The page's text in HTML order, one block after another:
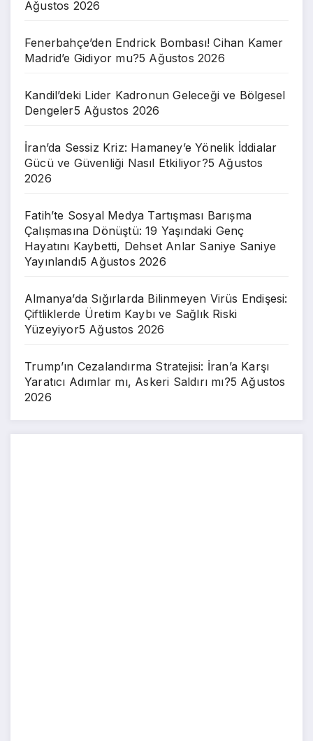
Ağustos 2026
Fenerbahçe’den Endrick Bombası! Cihan Kamer
Madrid’e Gidiyor mu?5 Ağustos 2026
Kandil’deki Lider Kadronun Geleceği ve Bölgesel
Dengeler5 Ağustos 2026
İran’da Sessiz Kriz: Hamaney’e Yönelik İddialar
Gücü ve Güvenliği Nasıl Etkiliyor?5 Ağustos
2026
Fatih’te Sosyal Medya Tartışması Barıșma
Çalıșmasına Dönüştü: 19 Yaşındaki Genç
Hayatını Kaybetti, Dehset Anlar Saniye Saniye
Yayınlandı5 Ağustos 2026
Almanya’da Sığırlarda Bilinmeyen Virüs Endişesi:
Çiftliklerde Üretim Kaybı ve Sağlık Riski
Yüzeyiyor5 Ağustos 2026
Trump’ın Cezalandırma Stratejisi: İran’a Karşı
Yaratıcı Adımlar mı, Askeri Saldırı mı?5 Ağustos
2026